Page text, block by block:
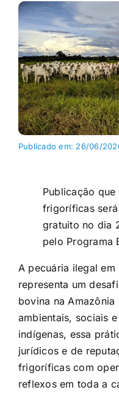
Publicado em: 26/06/
Publicação
frigoríficas
gratuito no dia
pelo Programa
A pecuária ilegal em
representa um
bovina na
ambientais, sociais
indígenas, essa
jurídicos e de
frigoríficas com
reflexos em toda a